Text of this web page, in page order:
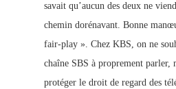
savait qu’aucun des deux ne
chemin dorénavant. Bonne
fair-play ». Chez KBS, on ne
chaîne SBS à proprement parler,
protéger le droit de regard des